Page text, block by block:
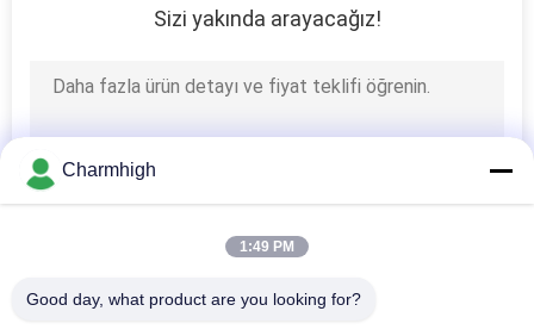
Dalga kaynak
makinesi
Sizi yakında arayacağız!
Charmhigh
1:49 PM
Good day, what product are you looking for?